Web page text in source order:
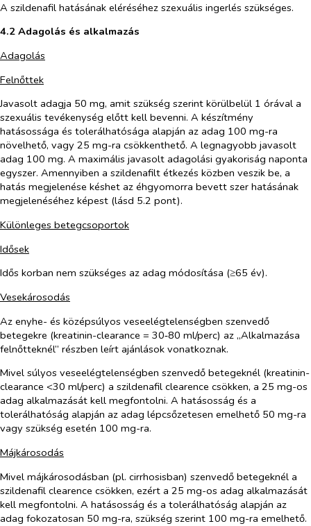
A szildenafil hatásának eléréséhez szexuális ingerlés szükséges.
4.2 Adagolás és alkalmazás
Adagolás
Felnőttek
Javasolt adagja 50 mg, amit szükség szerint körülbelül 1 órával a
szexuális tevékenység előtt kell bevenni. A készítmény
hatásossága és tolerálhatósága alapján az adag 100 mg-ra
növelhető, vagy 25 mg-ra csökkenthető. A legnagyobb javasolt
adag 100 mg. A maximális javasolt adagolási gyakoriság naponta
egyszer. Amennyiben a szildenafilt étkezés közben veszik be, a
hatás megjelenése késhet az éhgyomorra bevett szer hatásának
megjelenéséhez képest (lásd 5.2 pont).
Különleges betegcsoportok
Idősek
Idős korban nem szükséges az adag módosítása (≥65 év).
Vesekárosodás
Az enyhe- és középsúlyos veseelégtelenségben szenvedő
betegekre (kreatinin-clearance = 30‑80 ml/perc) az „Alkalmazása
felnőtteknél” részben leírt ajánlások vonatkoznak.
Mivel súlyos veseelégtelenségben szenvedő betegeknél (kreatinin-
clearance <30 ml/perc) a szildenafil clearence csökken, a 25 mg-os
adag alkalmazását kell megfontolni. A hatásosság és a
tolerálhatóság alapján az adag lépcsőzetesen emelhető 50 mg-ra
vagy szükség esetén 100 mg-ra.
Májkárosodás
Mivel májkárosodásban (pl. cirrhosisban) szenvedő betegeknél a
szildenafil clearence csökken, ezért a 25 mg-os adag alkalmazását
kell megfontolni. A hatásosság és a tolerálhatóság alapján az
adag fokozatosan 50 mg-ra, szükség szerint 100 mg-ra emelhető.